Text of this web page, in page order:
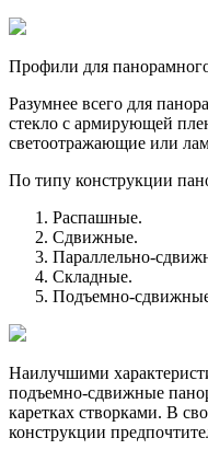
Профили для
Разумнее всего для
стекло с армирующей
светоотражающие или
По типу конструкции
Распашные.
Сдвижные.
Параллельно-
Складные.
Подъемно-
Наилучшими
подъемно-сдвижные
каретках створками. В
конструкции